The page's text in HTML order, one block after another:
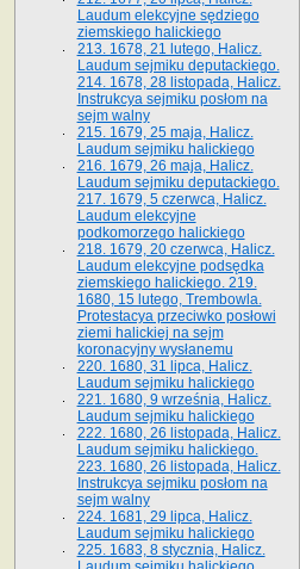
Laudum elekcyjne sędziego
ziemskiego halickiego
213. 1678, 21 lutego, Halicz.
Laudum sejmiku deputackiego.
214. 1678, 28 listopada, Halicz.
Instrukcya sejmiku posłom na
sejm walny
215. 1679, 25 maja, Halicz.
Laudum sejmiku halickiego
216. 1679, 26 maja, Halicz.
Laudum sejmiku deputackiego.
217. 1679, 5 czerwca, Halicz.
Laudum elekcyjne
podkomorzego halickiego
218. 1679, 20 czerwca, Halicz.
Laudum elekcyjne podsędka
ziemskiego halickiego. 219.
1680, 15 lutego, Trembowla.
Protestacya przeciwko posłowi
ziemi halickiej na sejm
koronacyjny wysłanemu
220. 1680, 31 lipca, Halicz.
Laudum sejmiku halickiego
221. 1680, 9 września, Halicz.
Laudum sejmiku halickiego
222. 1680, 26 listopada, Halicz.
Laudum sejmiku halickiego.
223. 1680, 26 listopada, Halicz.
Instrukcya sejmiku posłom na
sejm walny
224. 1681, 29 lipca, Halicz.
Laudum sejmiku halickiego
225. 1683, 8 stycznia, Halicz.